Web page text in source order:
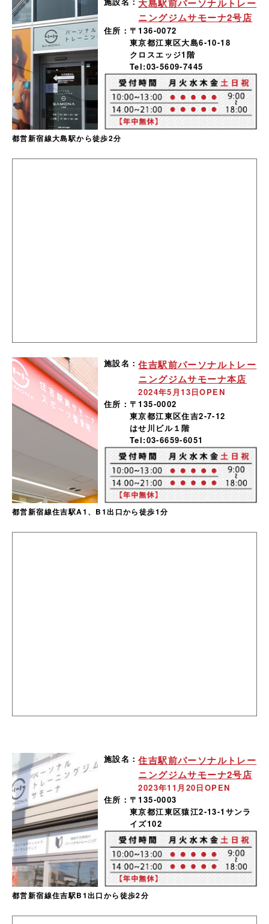
大島駅前パーソナルトレー
ニングジムサモーナ2号店
住所： 〒136-0072
東京都江東区大島6-10-18
クロスエッジ1階
Tel:03-5609-7445
都営新宿線大島駅から徒歩2分
施設名：住吉駅前パーソナルトレー
ニングジムサモーナ本店
2024年5月13日OPEN
住所： 〒135-0002
東京都江東区住吉2-7-12
はせ川ビル１階
Tel:03-6659-6051
都営新宿線住吉駅A1、B1出口から徒歩1分
施設名：住吉駅前パーソナルトレー
ニングジムサモーナ2号店
2023年11月20日OPEN
住所： 〒135-0003
東京都江東区猿江2-13-1サンラ
イズ102
都営新宿線住吉駅B1出口から徒歩2分